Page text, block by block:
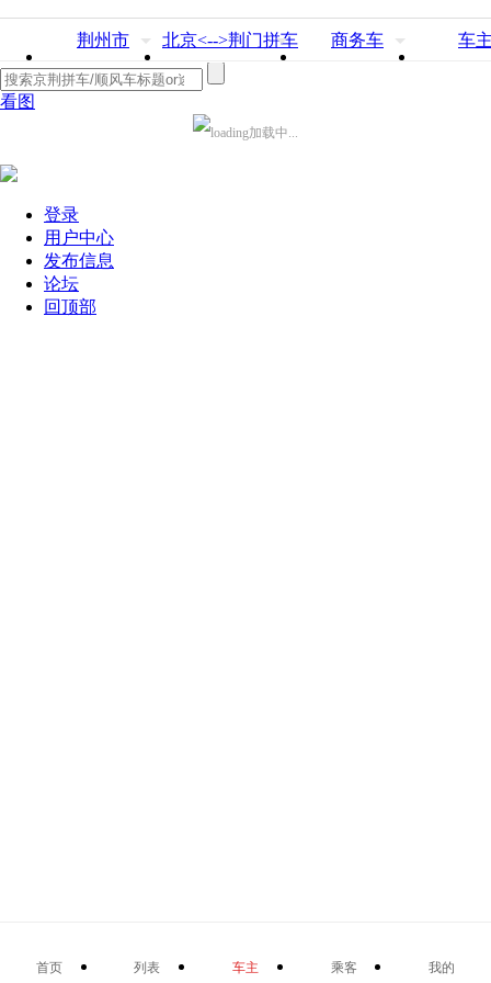
荆州市 北京<-->荆门拼车 商务车 车
看图
加载中...
登录
用户中心
发布信息
论坛
回顶部
首页 列表 车主 乘客 我的